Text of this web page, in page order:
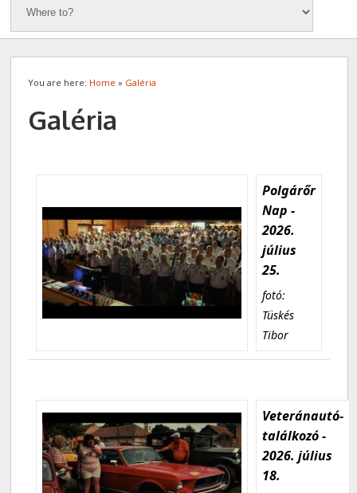
You are here: Home » Galéria
Galéria
Polgárőr
Nap -
2026.
július
25.
fotó:
Tüskés
Tibor
Veteránautó-
találkozó -
2026. július
18.